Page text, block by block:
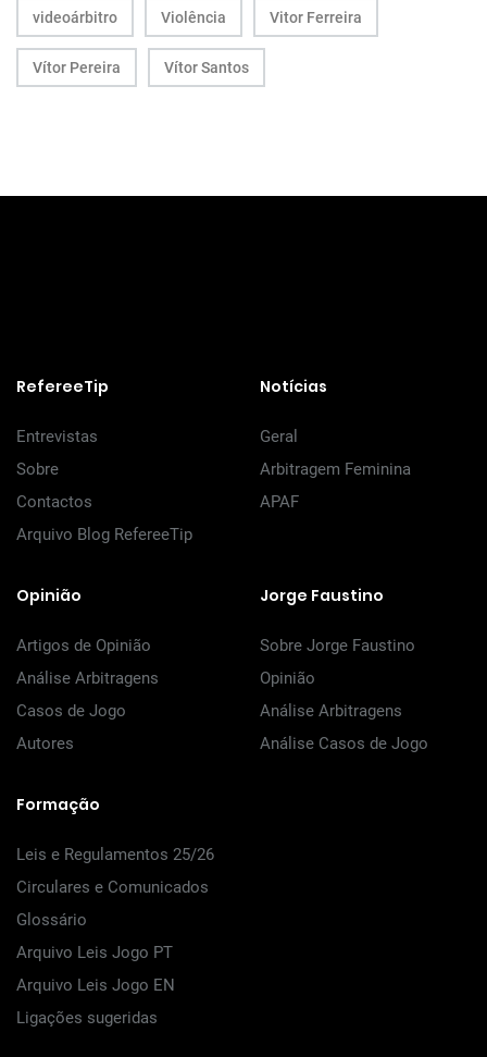
videoárbitro Violência Vitor Ferreira
Vítor Pereira Vítor Santos
RefereeTip
Entrevistas
Sobre
Contactos
Arquivo Blog RefereeTip
Notícias
Geral
Arbitragem Feminina
APAF
Opinião
Artigos de Opinião
Análise Arbitragens
Casos de Jogo
Autores
Jorge Faustino
Sobre Jorge Faustino
Opinião
Análise Arbitragens
Análise Casos de Jogo
Formação
Leis e Regulamentos 25/26
Circulares e Comunicados
Glossário
Arquivo Leis Jogo PT
Arquivo Leis Jogo EN
Ligações sugeridas